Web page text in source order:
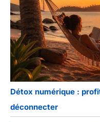
Détox numérique :
déconnecter